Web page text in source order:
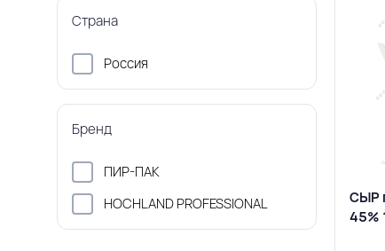
Страна
Россия
Бренд
ПИР-ПАК
HOCHLAND PROFESSIONAL
СЫР
45%